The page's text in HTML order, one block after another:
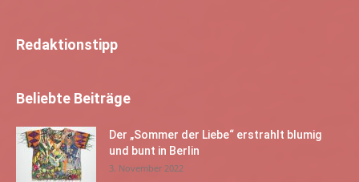
Redaktionstipp
Beliebte Beiträge
Der „Sommer der Liebe“ erstrahlt blumig
und bunt in Berlin
3. November 2022